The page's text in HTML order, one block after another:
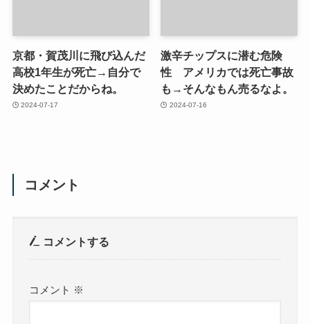
京都・賀茂川に飛び込んだ
高校1年生が死亡→自分で
決めたことだからね。
2024-07-17
激辛チップスに潜む危険
性 アメリカでは死亡事故
も→そんなもん売るなよ。
2024-07-16
コメント
コメントする
コメント ※